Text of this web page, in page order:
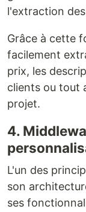
l'extraction
Grâce à cette
facilement
prix, les
clients ou tout
projet.
4.
L'un des
son
ses